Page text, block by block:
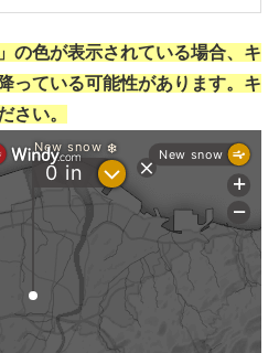
の色が表示されている場合、キ
っている可能性があります。キ
さい。